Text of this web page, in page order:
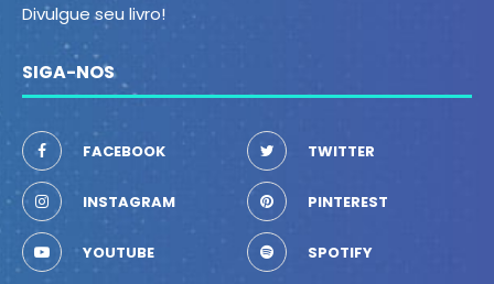
Divulgue seu livro!
SIGA-NOS
FACEBOOK TWITTER
INSTAGRAM PINTEREST
YOUTUBE SPOTIFY